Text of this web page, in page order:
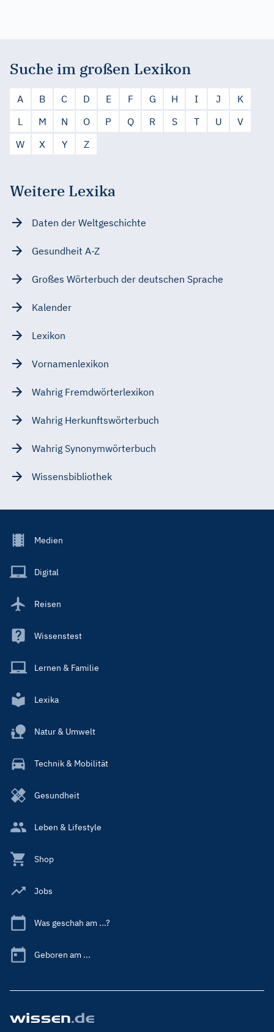
Suche im großen Lexikon
A B C D E F G H I J
K
L
M N O P Q R S T U
V
W
X Y Z
Weitere Lexika
Daten der Weltgeschichte
Gesundheit A-Z
Großes Wörterbuch der deutschen Sprache
Kalender
Lexikon
Vornamenlexikon
Wahrig Fremdwörterlexikon
Wahrig Herkunftswörterbuch
Wahrig Synonymwörterbuch
Wissensbibliothek
Footer
Main
Medien
Digital
Reisen
Wissenstest
Lernen & Familie
Lexika
Natur & Umwelt
Technik & Mobilität
Gesundheit
Leben & Lifestyle
Shop
Jobs
Was geschah am ...?
Geboren am ...